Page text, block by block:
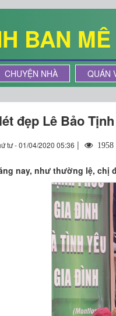
BAN MÊ
CHUYỆN NHÀ QUÁN
đẹp Lê Bảo Tịnh
tư - 01/04/2020 05:36 | 1958
nay, như thường lệ, chị